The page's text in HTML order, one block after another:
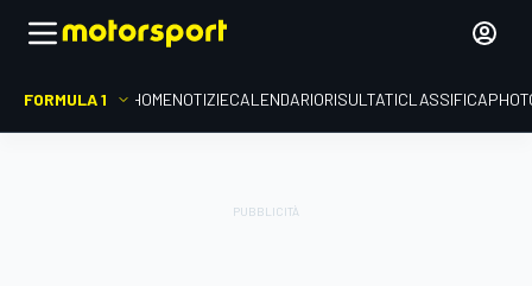
FORMULA 1 HOMENOTIZIECALENDARIORISULTATICLASSIFICA